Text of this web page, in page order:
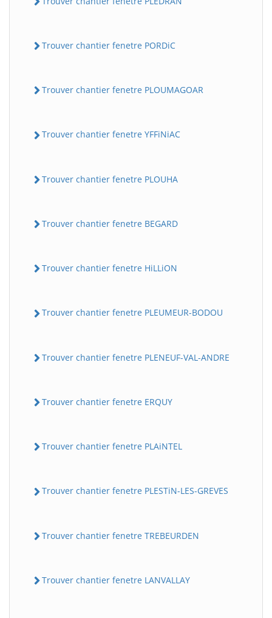
Trouver chantier fenetre PORDiC
Trouver chantier fenetre PLOUMAGOAR
Trouver chantier fenetre YFFiNiAC
Trouver chantier fenetre PLOUHA
Trouver chantier fenetre BEGARD
Trouver chantier fenetre HiLLiON
Trouver chantier fenetre PLEUMEUR-BODOU
Trouver chantier fenetre PLENEUF-VAL-ANDRE
Trouver chantier fenetre ERQUY
Trouver chantier fenetre PLAiNTEL
Trouver chantier fenetre PLESTiN-LES-GREVES
Trouver chantier fenetre TREBEURDEN
Trouver chantier fenetre LANVALLAY